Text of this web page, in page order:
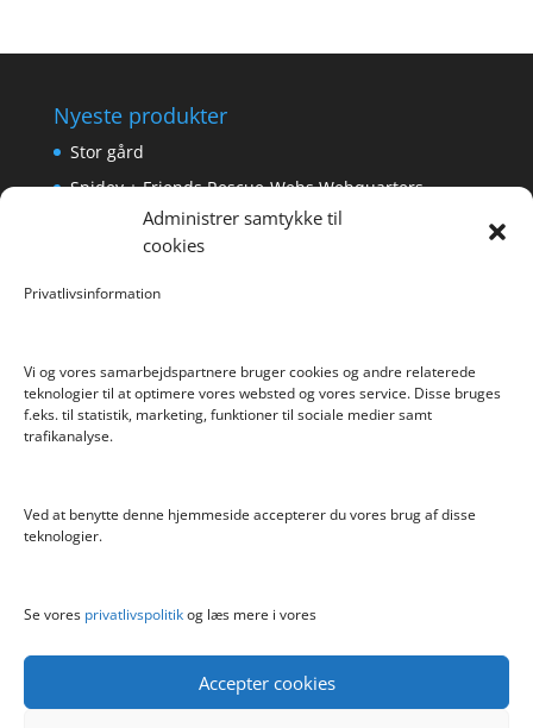
Administrer samtykke til
cookies
Privatlivsinformation
Vi og vores samarbejdspartnere bruger cookies og andre relaterede
teknologier til at optimere vores websted og vores service. Disse bruges
f.eks. til statistik, marketing, funktioner til sociale medier samt
trafikanalyse.
Ved at benytte denne hjemmeside accepterer du vores brug af disse
teknologier.
Se vores privatlivspolitikog læs mere i vores
Accepter cookies
Nyeste produkter
Stor gård
Spidey + Friends Rescue-Webs Webquarters
Forlængerkabel til håndkontrol 2×2 m.
Pokemon Skoletaske med 4 Dele
Hyggeligt fehjem med gyldent enhjørning
Info
Kontakt
Privatlivspolitik